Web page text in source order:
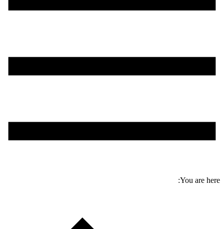
You are here: